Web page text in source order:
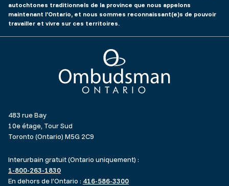
autochtones traditionnels de la province que nous appelons
maintenant l’Ontario, et nous sommes reconnaissant(e)s de pouvoir
travailler et vivre sur ces territoires.
Ombudsman Ontario
483 rue Bay
10e étage, Tour Sud
Toronto (Ontario) M5G 2C9
Interurbain gratuit (Ontario uniquement) :
1-800-263-1830
En dehors de l’Ontario : 416-586-3300